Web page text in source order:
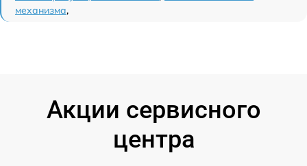
механизма,
Акции сервисного
центра